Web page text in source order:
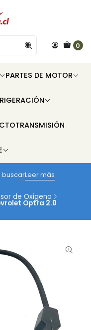
0
PARTES DE MOTOR
TRANSMISIÓN
buscarLeer más
de Oxigeno
Optra 2.0